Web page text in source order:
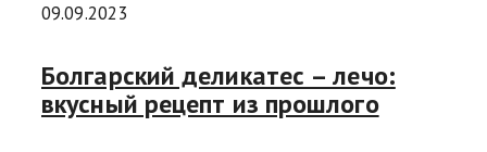
09.09.2023
Болгарский деликатес – лечо:
вкусный рецепт из прошлого